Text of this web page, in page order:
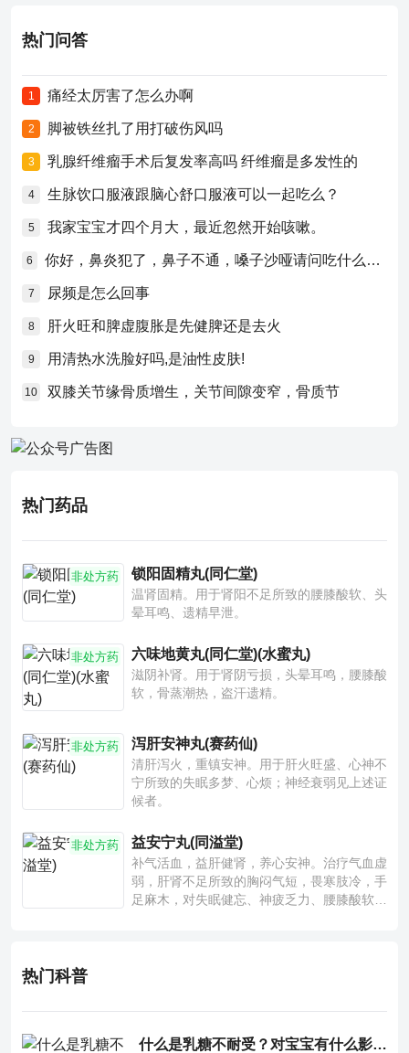
热门问答
1 痛经太厉害了怎么办啊
2 脚被铁丝扎了用打破伤风吗
3 乳腺纤维瘤手术后复发率高吗 纤维瘤是多发性的
4 生脉饮口服液跟脑心舒口服液可以一起吃么？
5 我家宝宝才四个月大，最近忽然开始咳嗽。
6 你好，鼻炎犯了，鼻子不通，嗓子沙哑请问吃什么药比较好？
7 尿频是怎么回事
8 肝火旺和脾虚腹胀是先健脾还是去火
9 用清热水洗脸好吗,是油性皮肤!
10 双膝关节缘骨质增生，关节间隙变窄，骨质节
热门药品
非处方药 锁阳固精丸(同仁堂)
温肾固精。用于肾阳不足所致的腰膝酸软、头
晕耳鸣、遗精早泄。
非处方药 六味地黄丸(同仁堂)(水蜜丸)
滋阴补肾。用于肾阴亏损，头晕耳鸣，腰膝酸
软，骨蒸潮热，盗汗遗精。
非处方药 泻肝安神丸(赛药仙)
清肝泻火，重镇安神。用于肝火旺盛、心神不
宁所致的失眠多梦、心烦；神经衰弱见上述证
候者。
非处方药 益安宁丸(同溢堂)
补气活血，益肝健肾，养心安神。治疗气血虚
弱，肝肾不足所致的胸闷气短，畏寒肢冷，手
足麻木，对失眠健忘、神疲乏力、腰膝酸软也
热门科普
什么是乳糖不耐受？对宝宝有什么影响？